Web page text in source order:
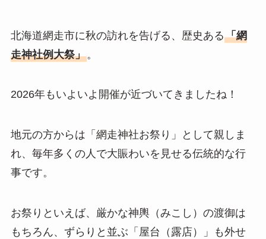
北海道網走市に秋の訪れを告げる、歴史ある「網
走神社例大祭」。
2026年もいよいよ開催が近づいてきましたね！
地元の方からは「網走神社お祭り」として親しま
れ、毎年多くの人で大賑わいを見せる伝統的な行
事です。
お祭りといえば、厳かな神輿（みこし）の渡御は
もちろん、ずらりと並ぶ「屋台（露店）」も外せ